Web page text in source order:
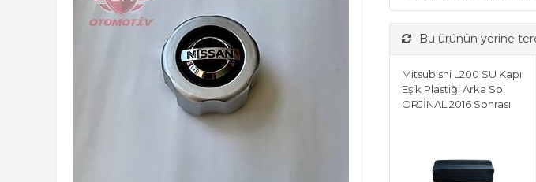
Bu ürünün yerine
Mitsubishi L200 SU Kapı
Eşik Plastiği Arka Sol
ORJİNAL 2016 Sonrası